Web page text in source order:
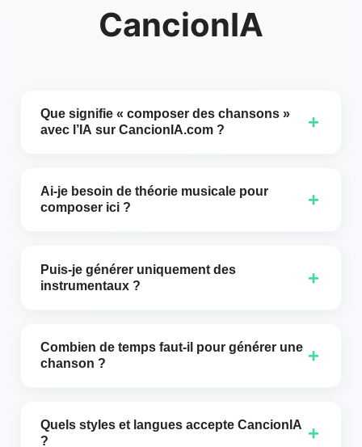
CancionIA
Que signifie « composer des chansons »
avec l’IA sur CancionIA.com ?
+
musicales en mélodies, arrangements et voix que
vous pouvez utiliser dans vos projets.
Ai‑je besoin de théorie musicale pour
composer ici ?
+
instruments) vous obtiendrez des résultats utiles
dès la première version.
Puis-je générer uniquement des
instrumentaux ?
+
pistes sans voix principale.
Combien de temps faut-il pour générer une
chanson ?
+
minutes, selon la durée et la complexité de l＇invite.
Quels styles et langues accepte CancionIA
?
+